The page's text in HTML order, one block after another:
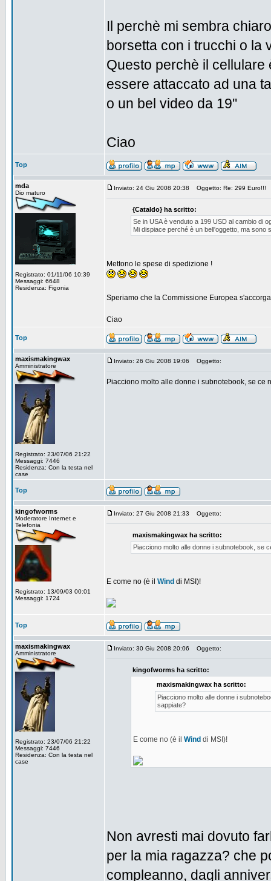
Il perchè mi sembra
borsetta con i trucchi o la
Questo perchè il cellulare
essere attaccato ad una
o un bel video da 19''
Ciao
Top
mda
Dio maturo
Registrato: 01/11/06 10:39
Messaggi: 6648
Residenza: Figonia
Inviato: 24 Giu 2008 20:38 Oggetto: Re: 299 Euro!!!
{Cataldo} ha scritto:
Se in USA è venduto a 199 USD al cambio di
Mi dispiace perché è un bell'oggetto, ma sono
Mettono le spese di spedizione !
Speriamo che la Commissione Europea
Ciao
Top
maxismakingwax
Amministratore
Registrato: 23/07/06 21:22
Messaggi: 7446
Residenza: Con la testa nel
case
Inviato: 26 Giu 2008 19:06 Oggetto:
Piacciono molto alle donne i subnotebook, se ce
Top
kingofworms
Moderatore Internet e
Telefonia
Registrato: 13/09/03 00:01
Messaggi: 1724
Inviato: 27 Giu 2008 21:33 Oggetto:
maxismakingwax ha scritto:
Piacciono molto alle donne i subnotebook, se
E come no (è il Wind di MSI)!
Top
maxismakingwax
Amministratore
Registrato: 23/07/06 21:22
Messaggi: 7446
Residenza: Con la testa nel
case
Inviato: 30 Giu 2008 20:06 Oggetto:
kingofworms ha scritto:
maxismakingwax ha scritto:
Piacciono molto alle donne i
sappiate?
E come no (è il Wind di MSI)!
Non avresti mai dovuto
per la mia ragazza? che
compleanno, dagli